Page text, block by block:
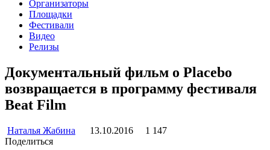
Организаторы
Площадки
Фестивали
Видео
Релизы
Документальный фильм о Placebo
возвращается в программу фестиваля
Beat Film
Наталья Жабина 13.10.2016
1 147
Поделиться